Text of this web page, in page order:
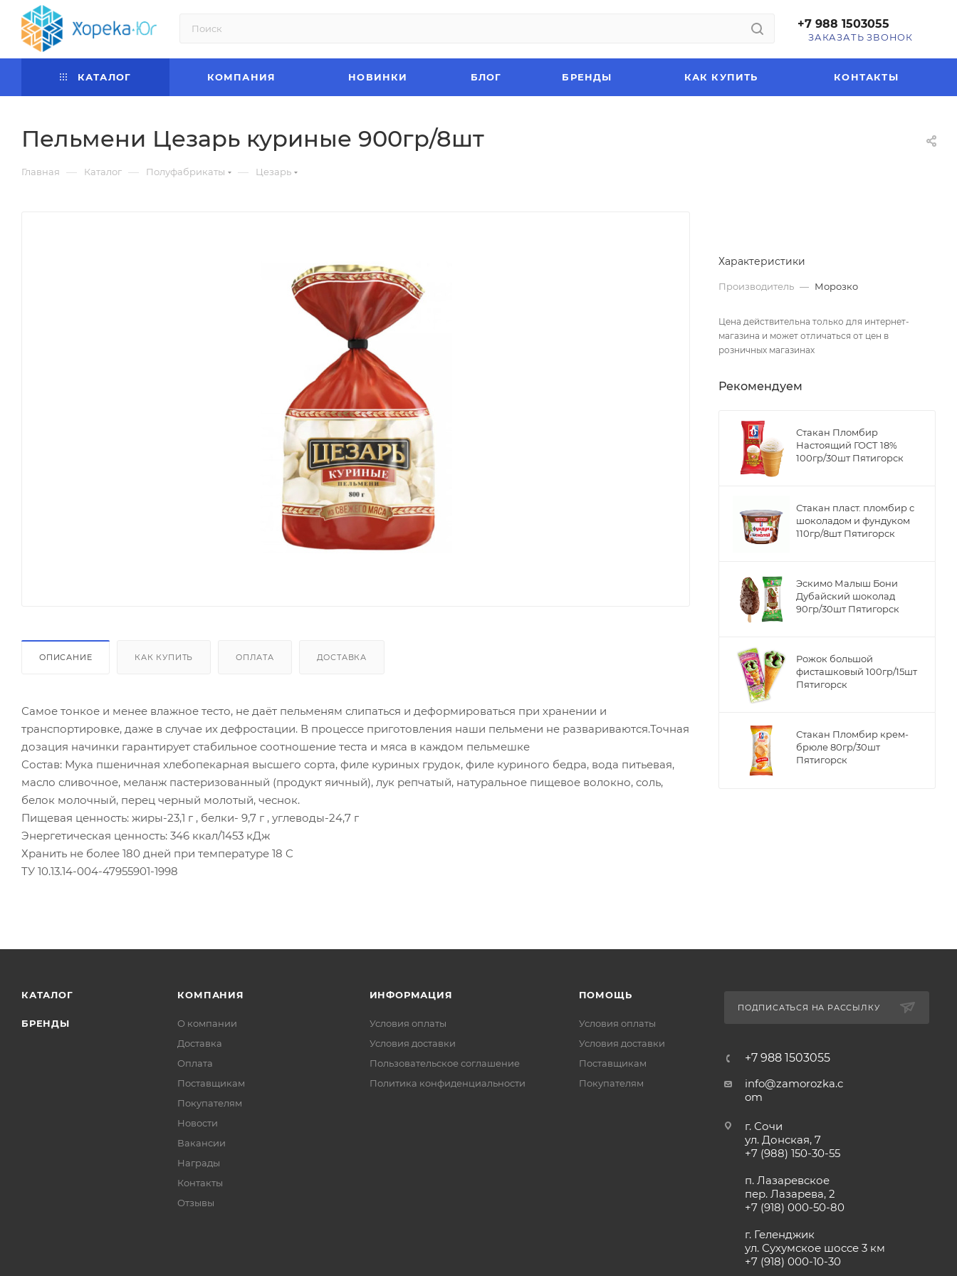
+7 988 1503055
ЗАКАЗАТЬ ЗВОНОК
КАТАЛОГ КОМПАНИЯ НОВИНКИ БЛОГ БРЕНДЫ КАК КУПИТЬ КОНТАКТЫ
Пельмени Цезарь куриные 900гр/8шт
Главная — Каталог — Полуфабрикаты — Цезарь
ОПИСАНИЕ КАК КУПИТЬ ОПЛАТА ДОСТАВКА
Самое тонкое и менее влажное тесто, не даёт пельменям слипаться и деформироваться при хранении и
транспортировке, даже в случае их дефростации. В процессе приготовления наши пельмени не развариваются.Точная
дозация начинки гарантирует стабильное соотношение теста и мяса в каждом пельмешке
Состав: Мука пшеничная хлебопекарная высшего сорта, филе куриных грудок, филе куриного бедра, вода питьевая,
масло сливочное, меланж пастеризованный (продукт яичный), лук репчатый, натуральное пищевое волокно, соль,
белок молочный, перец черный молотый, чеснок.
Пищевая ценность: жиры-23,1 г , белки- 9,7 г , углеводы-24,7 г
Энергетическая ценность: 346 ккал/1453 кДж
Хранить не более 180 дней при температуре 18 C
ТУ 10.13.14-004-47955901-1998
Характеристики
Производитель — Морозко
Цена действительна только для интернет-
магазина и может отличаться от цен в
розничных магазинах
Рекомендуем
Стакан Пломбир
Настоящий ГОСТ 18%
100гр/30шт Пятигорск
Стакан пласт. пломбир с
шоколадом и фундуком
110гр/8шт Пятигорск
Эскимо Малыш Бони
Дубайский шоколад
90гр/30шт Пятигорск
Рожок большой
фисташковый 100гр/15шт
Пятигорск
Стакан Пломбир крем-
брюле 80гр/30шт
Пятигорск
КАТАЛОГ
БРЕНДЫ
КОМПАНИЯ
О компании
Доставка
Оплата
Поставщикам
Покупателям
Новости
Вакансии
Награды
Контакты
Отзывы
ИНФОРМАЦИЯ
Условия оплаты
Условия доставки
Пользовательское соглашение
Политика конфиденциальности
ПОМОЩЬ
Условия оплаты
Условия доставки
Поставщикам
Покупателям
ПОДПИСАТЬСЯ НА РАССЫЛКУ
+7 988 1503055
info@zamorozka.c
om
г. Сочи
ул. Донская, 7
+7 (988) 150-30-55
п. Лазаревское
пер. Лазарева, 2
+7 (918) 000-50-80
г. Геленджик
ул. Сухумское шоссе 3 км
+7 (918) 000-10-30